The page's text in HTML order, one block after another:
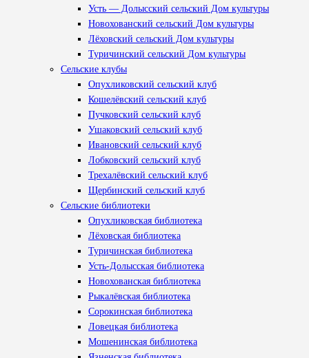
Усть — Долысский сельский Дом культуры
Новохованский сельский Дом культуры
Лёховский сельский Дом культуры
Туричинский сельский Дом культуры
Сельские клубы
Опухликовский сельский клуб
Кошелёвский сельский клуб
Пучковский сельский клуб
Ушаковский сельский клуб
Ивановский сельский клуб
Лобковский сельский клуб
Трехалёвский сельский клуб
Щербинский сельский клуб
Сельские библиотеки
Опухликовская библиотека
Лёховская библиотека
Туричинская библиотека
Усть-Долысская библиотека
Новохованская библиотека
Рыкалёвская библиотека
Сорокинская библиотека
Ловецкая библиотека
Мошенинская библиотека